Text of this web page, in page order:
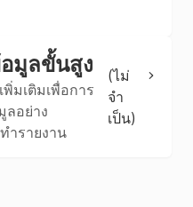
มูลขั้นสูง
มเติมเพื่อการ
ลอย่าง
ำรายงาน
(ไม่
จํา
เป็น)